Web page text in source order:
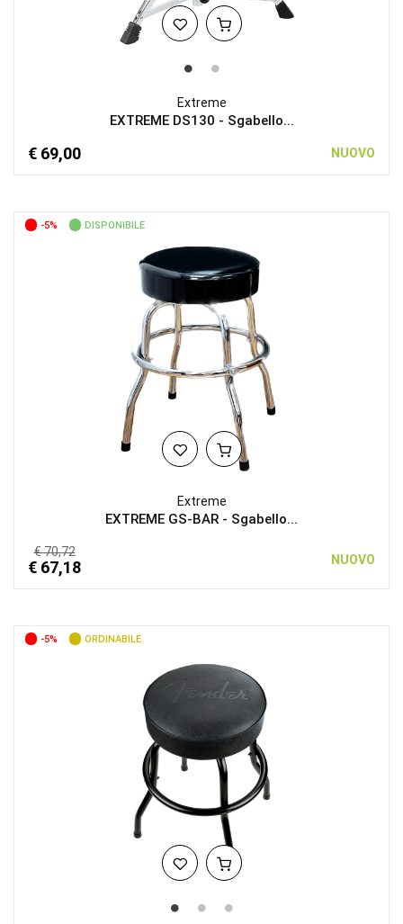
Extreme
EXTREME DS130 - Sgabello...
€ 69,00 NUOVO
-5% DISPONIBILE
Extreme
EXTREME GS-BAR - Sgabello...
€ 70,72
€ 67,18 NUOVO
-5% ORDINABILE